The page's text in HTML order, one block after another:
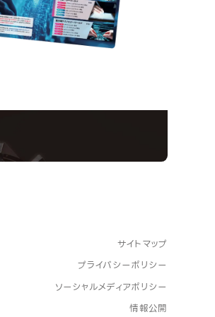
サイトマップ
プライバシーポリシー
ソーシャルメディアポリシー
情報公開